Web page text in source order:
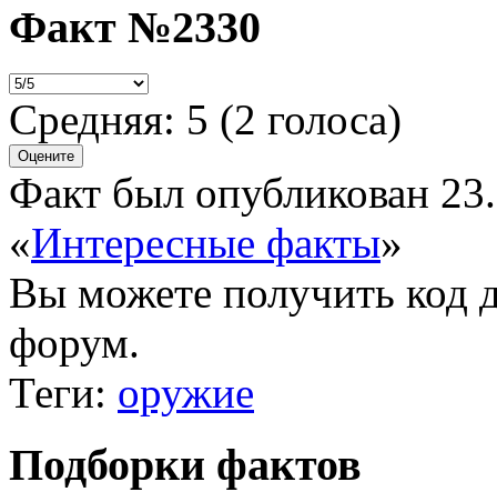
Факт №2330
Средняя: 5 (2 голоса)
Факт был опубликован
«Интересные факты»
Вы можете получить код
форум.
Теги: оружие
Подборки фактов